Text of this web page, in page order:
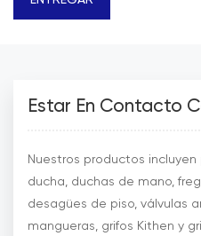
Estar En Contacto
Nuestros productos
ducha, duchas de mano,
desagües de piso, válvulas
mangueras, grifos Kithen y